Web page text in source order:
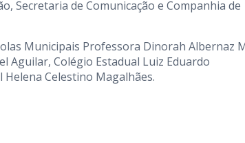
Secretaria de Comunicação e Companhia de
Municipais Professora Dinorah Albernaz
Aguilar, Colégio Estadual Luiz Eduardo
Celestino Magalhães.